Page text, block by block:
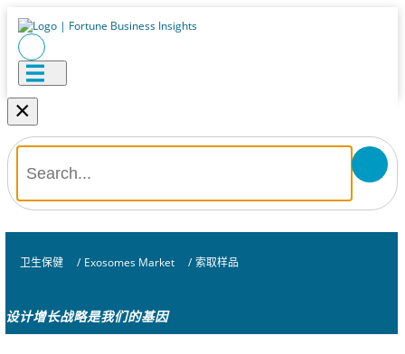
×
卫生保健 / Exosomes Market / 索取样品
设计增长战略是我们的基因